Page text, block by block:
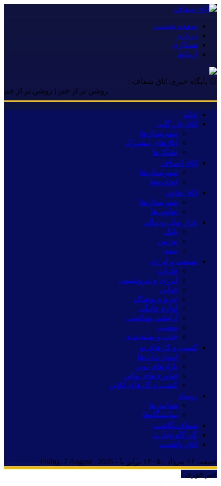
صفحه نخست
درباره
همکاری
ارتباط
۞ پایگاه خبری اتاق شفاف :
روشن تر از خبر | روشن تر از خبر |
خانه
اتاق بازرگانی
شهرستان‌ها
اتاق‌های مشترک
تشکل‌ها
اتاق اصناف
شهرستان‌ها
اتحادیه‌ها
اتاق تعاون
شهرستان‌ها
تعاونی‌ها
بازار پولی و مالی
بانک
بورس
بیمه
صنعت و انرژی
فلزات
انرژی و پتروشیمی
غذایی
چرم و پوشاک
لوازم خانگی
آرایشی بهداشتی
معدنی
چاپ و بسته‌بندی
کسب و کارهای نو
استارت‌آپ‌ها
بازارهای نوین
فناوری‌های مالی
کسب و کارهای آنلاین
رویداد
همایش‌ها
نمایشگاه‌ها
شفاف‌نگاشت
گذرگاه تجارت
اتاق واقعیت
جمعه, ۱۶ مرداد , ۱۴۰۵ برابر با - Friday, 7 August , 2026
خبر فوری :